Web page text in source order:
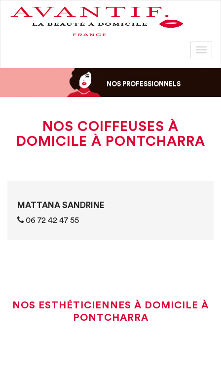
NOS PROFESSIONNELS
NOS COIFFEUSES À
DOMICILE À PONTCHARRA
MATTANA SANDRINE
06 72 42 47 55
NOS ESTHÉTICIENNES À DOMICILE À
PONTCHARRA